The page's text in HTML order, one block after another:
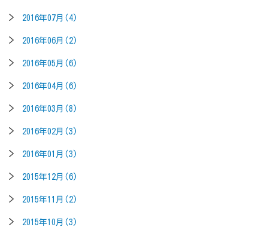
2016年07月(4)
2016年06月(2)
2016年05月(6)
2016年04月(6)
2016年03月(8)
2016年02月(3)
2016年01月(3)
2015年12月(6)
2015年11月(2)
2015年10月(3)